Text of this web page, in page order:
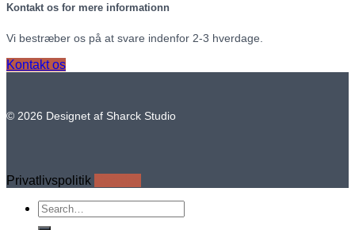
Kontakt os for mere informationn
Vi bestræber os på at svare indenfor 2-3 hverdage.
Kontakt os
© 2026 Designet af Sharck Studio
Privatlivspolitik
Search
for: